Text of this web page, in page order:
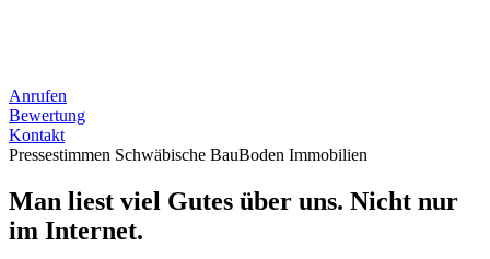
Anrufen
Bewertung
Kontakt
Pressestimmen Schwäbische BauBoden Immobilien
Man liest viel Gutes über uns. Nicht nur
im Internet.